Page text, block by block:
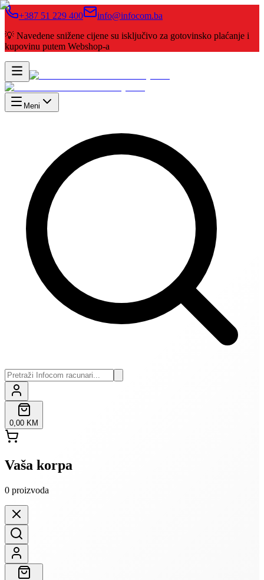
+387 51 229 400
info@infocom.ba
💡 Navedene snižene cijene su isključivo za gotovinsko plaćanje i
kupovinu putem Webshop-a
Meni
0,00 KM
Vaša korpa
0 proizvoda